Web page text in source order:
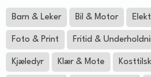
Barn & Leker Bil & Motor
Foto & Print Fritid &
Kjæledyr Klær & Mote